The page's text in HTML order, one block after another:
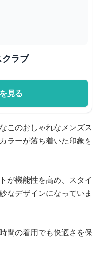
クラブ
見る
このおしゃれなメンズス
ラーが落ち着いた印象を
が機能性を高め、スタイ
なデザインになっていま
間の着用でも快適さを保